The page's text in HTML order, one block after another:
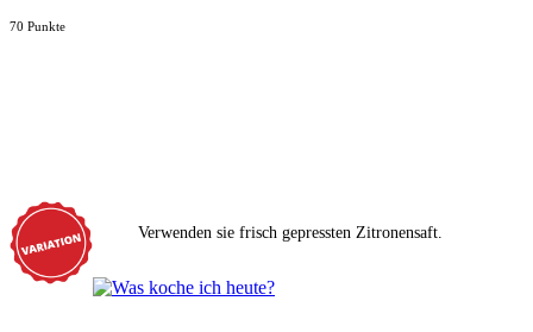
70 Punkte
Verwenden sie frisch gepressten Zitronensaft.